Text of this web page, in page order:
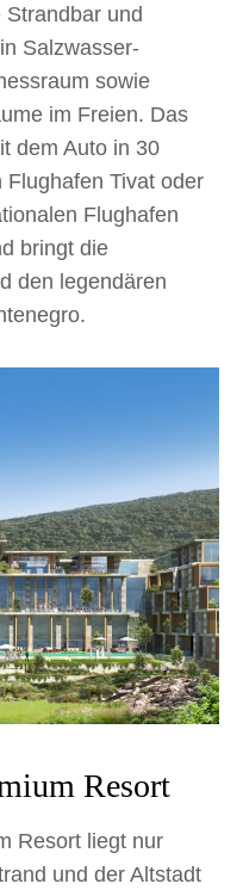
Strandbar und
Salzwasser-
sowie
im Freien. Das
dem Auto in 30
Tivat oder
Flughafen
bringt die
den legendären
Resort
Resort liegt nur
und der Altstadt